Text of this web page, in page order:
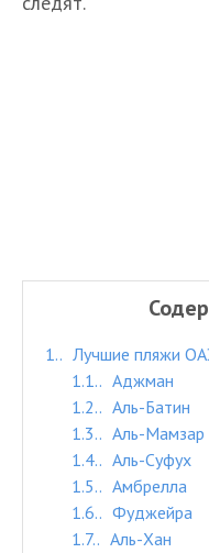
1.
Лучшие пляжи
1.1.
Аджман
1.2.
Аль-Батин
1.3.
Аль-Мамзар
1.4.
Аль-Суфух
1.5.
Амбрелла
1.6.
Фуджейра
1.7.
Аль-Хан